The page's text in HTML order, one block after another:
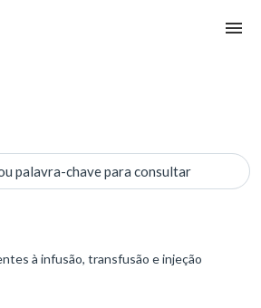
palavra-chave para consultar
à infusão, transfusão e injeção